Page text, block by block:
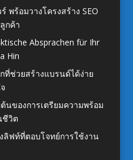
พร้อมวางโครงสร้าง SEO
กค้า
Absprachen für Ihr
Hin
ที่ช่วยสร้างแบรนด์ได้ง่าย
นของการเตรียมความพร้อม
ชีวิต
ลิฟท์ที่ตอบโจทย์การใช้งาน